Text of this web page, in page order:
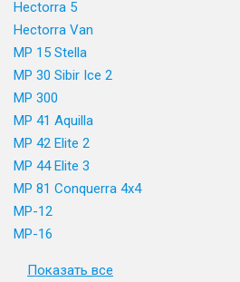
Hectorra 5
Hectorra Van
MP 15 Stella
MP 30 Sibir Ice 2
MP 300
MP 41 Aquilla
MP 42 Elite 2
MP 44 Elite 3
MP 81 Conquerra 4x4
MP-12
MP-16
Показать все